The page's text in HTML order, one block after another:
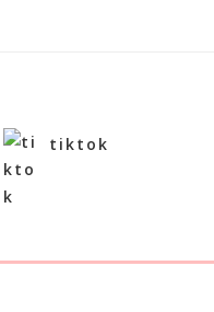
tiktok